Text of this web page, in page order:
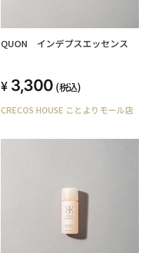
QUON インデプスエッセンス
3,300 (税込)
CRECOS HOUSE ことよりモール店